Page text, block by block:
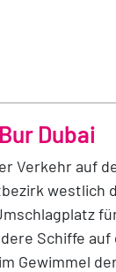
Dubai
Verkehr auf
westlich
Schiffe
Gewimmel